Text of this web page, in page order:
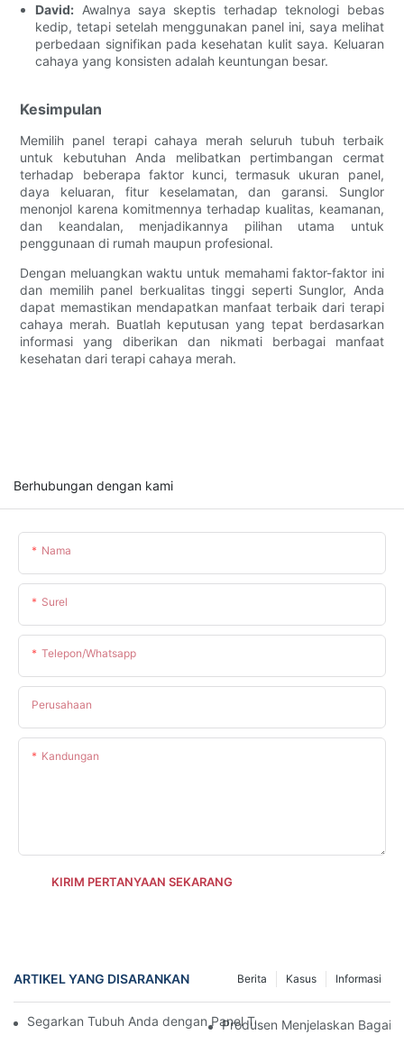
David: Awalnya saya skeptis terhadap teknologi bebas
kedip, tetapi setelah menggunakan panel ini, saya melihat
perbedaan signifikan pada kesehatan kulit saya. Keluaran
cahaya yang konsisten adalah keuntungan besar.
Kesimpulan
Memilih panel terapi cahaya merah seluruh tubuh terbaik
untuk kebutuhan Anda melibatkan pertimbangan cermat
terhadap beberapa faktor kunci, termasuk ukuran panel,
daya keluaran, fitur keselamatan, dan garansi. Sunglor
menonjol karena komitmennya terhadap kualitas, keamanan,
dan keandalan, menjadikannya pilihan utama untuk
penggunaan di rumah maupun profesional.
Dengan meluangkan waktu untuk memahami faktor-faktor ini
dan memilih panel berkualitas tinggi seperti Sunglor, Anda
dapat memastikan mendapatkan manfaat terbaik dari terapi
cahaya merah. Buatlah keputusan yang tepat berdasarkan
informasi yang diberikan dan nikmati berbagai manfaat
kesehatan dari terapi cahaya merah.
Berhubungan dengan kami
Nama
Surel
Telepon/whatsapp
Perusahaan
Kandungan
KIRIM PERTANYAAN SEKARANG
ARTIKEL YANG DISARANKAN Informasi
Kasus
Berita
Segarkan Tubuh Anda dengan Panel Terapi Cahaya Merah
Produsen Menjelaskan